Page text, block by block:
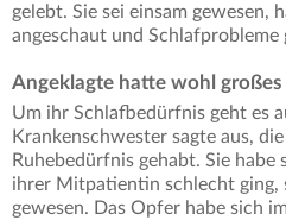
gelebt. Sie sei einsam gewesen,
angeschaut und Schlafprobleme
Angeklagte hatte wohl
Um ihr Schlafbedürfnis geht es
Krankenschwester sagte aus,
Ruhebedürfnis gehabt. Sie
ihrer Mitpatientin schlecht ging,
gewesen. Das Opfer habe sich